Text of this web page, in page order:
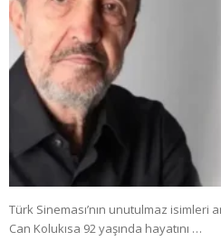
Türk Sineması’nın unutulmaz isimleri
Can Kolukısa 92 yaşında hayatını …